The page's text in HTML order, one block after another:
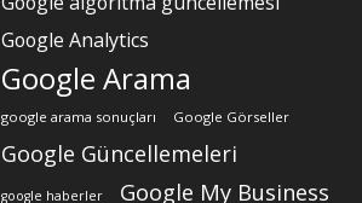
Google Analytics
Google Arama
google arama sonuçları Google Görseller
Google Güncellemeleri
google haberler Google My Business